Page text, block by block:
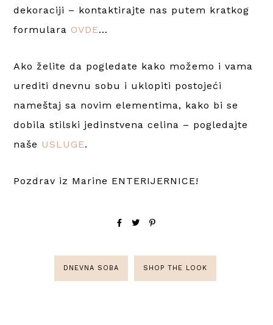
dekoraciji – kontaktirajte nas putem kratkog
formulara OVDE…
Ako želite da pogledate kako možemo i vama
urediti dnevnu sobu i uklopiti postojeći
nameštaj sa novim elementima, kako bi se
dobila stilski jedinstvena celina – pogledajte
naše USLUGE.
Pozdrav iz Marine ENTERIJERNICE!
DNEVNA SOBA SHOP THE LOOK